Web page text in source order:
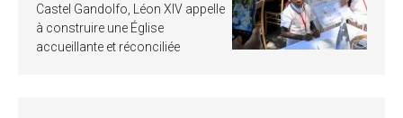
Castel Gandolfo, Léon XIV appelle
à construire une Église
accueillante et réconciliée